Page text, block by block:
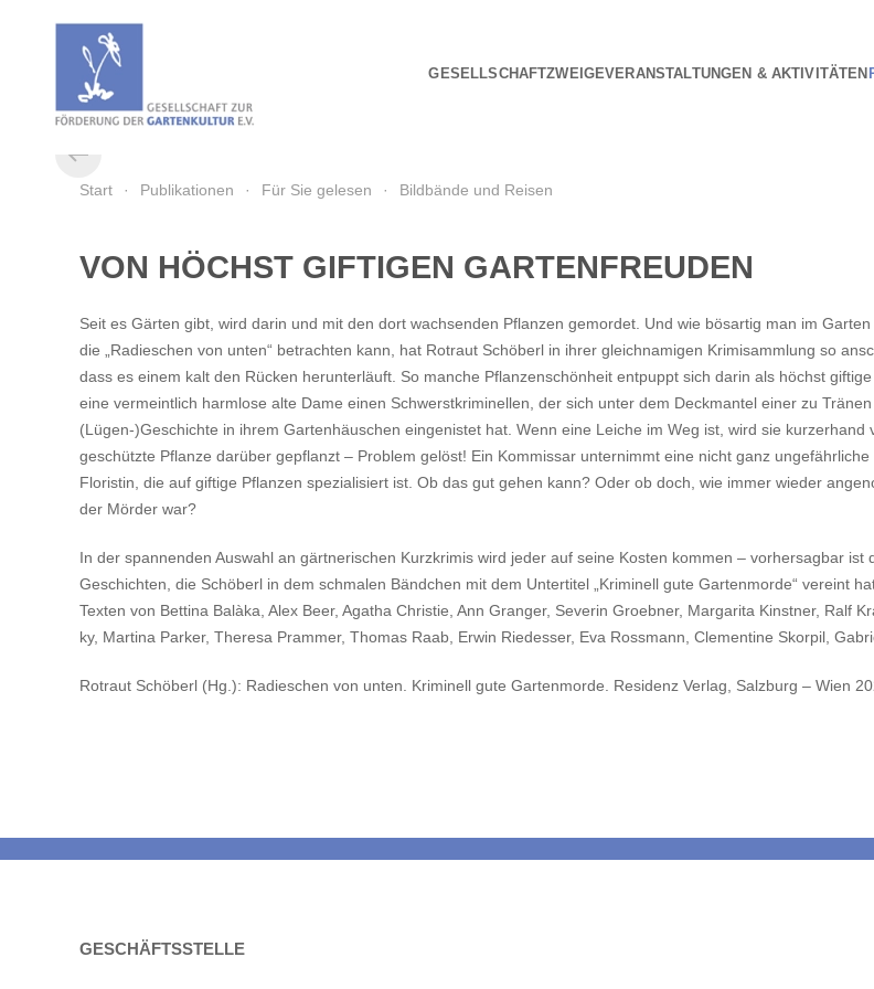
Zum Hauptinhalt springen
GESELLSCHAFTZWEIGEVERANSTALTUNGEN & AKTIVITÄTEN
Start Publikationen Für Sie gelesen Bildbände und Reisen
VON HÖCHST GIFTIGEN GARTENFREUDEN
Seit es Gärten gibt, wird darin und mit den dort wachsenden Pflanzen gemordet. Und wie bösartig man im
die „Radieschen von unten“ betrachten kann, hat Rotraut Schöberl in ihrer gleichnamigen Krimisammlung so
dass es einem kalt den Rücken herunterläuft. So manche Pflanzenschönheit entpuppt sich darin als höchst
eine vermeintlich harmlose alte Dame einen Schwerstkriminellen, der sich unter dem Deckmantel einer zu
(Lügen-)Geschichte in ihrem Gartenhäuschen eingenistet hat. Wenn eine Leiche im Weg ist, wird sie kurzerhand
geschützte Pflanze darüber gepflanzt – Problem gelöst! Ein Kommissar unternimmt eine nicht ganz
Floristin, die auf giftige Pflanzen spezialisiert ist. Ob das gut gehen kann? Oder ob doch, wie immer wieder
der Mörder war?
In der spannenden Auswahl an gärtnerischen Kurzkrimis wird jeder auf seine Kosten kommen – vorhersagbar ist
Geschichten, die Schöberl in dem schmalen Bändchen mit dem Untertitel „Kriminell gute Gartenmorde“ vereint
Texten von Bettina Balàka, Alex Beer, Agatha Christie, Ann Granger, Severin Groebner, Margarita Kinstner, Ralf
ky, Martina Parker, Theresa Prammer, Thomas Raab, Erwin Riedesser, Eva Rossmann, Clementine Skorpil,
Rotraut Schöberl (Hg.): Radieschen von unten. Kriminell gute Gartenmorde. Residenz Verlag, Salzburg – Wien
GESCHÄFTSSTELLE